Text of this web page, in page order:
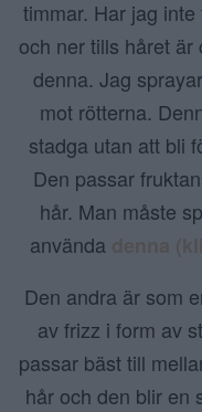
timmar. Har jag
och ner tills håret
denna. Jag
mot rötterna.
stadga utan att bli
Den passar
hår. Man måste
användadenna
Den andra är som
av frizz i form av
passar bäst till
hår och den blir en